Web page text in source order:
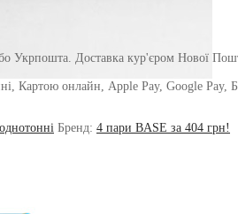
Укрпошта. Доставка кур'єром Нової
Картою онлайн, Apple Pay, Google Pay,
Бренд: 4 пари BASE за 404 грн!